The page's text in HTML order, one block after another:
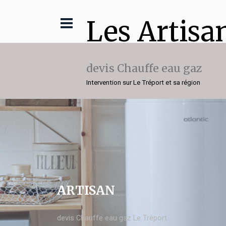
Les
devis Chauffe eau gaz
Intervention sur Le Tréport et sa région
ARTISAN
devis Chauffe eau gaz Le Tréport